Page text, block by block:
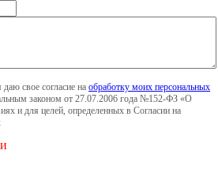
свое согласие на обработку моих персональных
законом от 27.07.2006 года №152-ФЗ «О
и для целей, определенных в Согласии на